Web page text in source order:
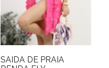
SAÍDA DE PRAIA